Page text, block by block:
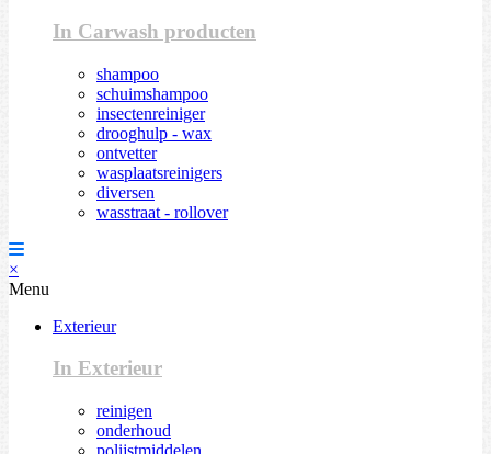
In Carwash producten
shampoo
schuimshampoo
insectenreiniger
drooghulp - wax
ontvetter
wasplaatsreinigers
diversen
wasstraat - rollover
×
Menu
Exterieur
In Exterieur
reinigen
onderhoud
polijstmiddelen